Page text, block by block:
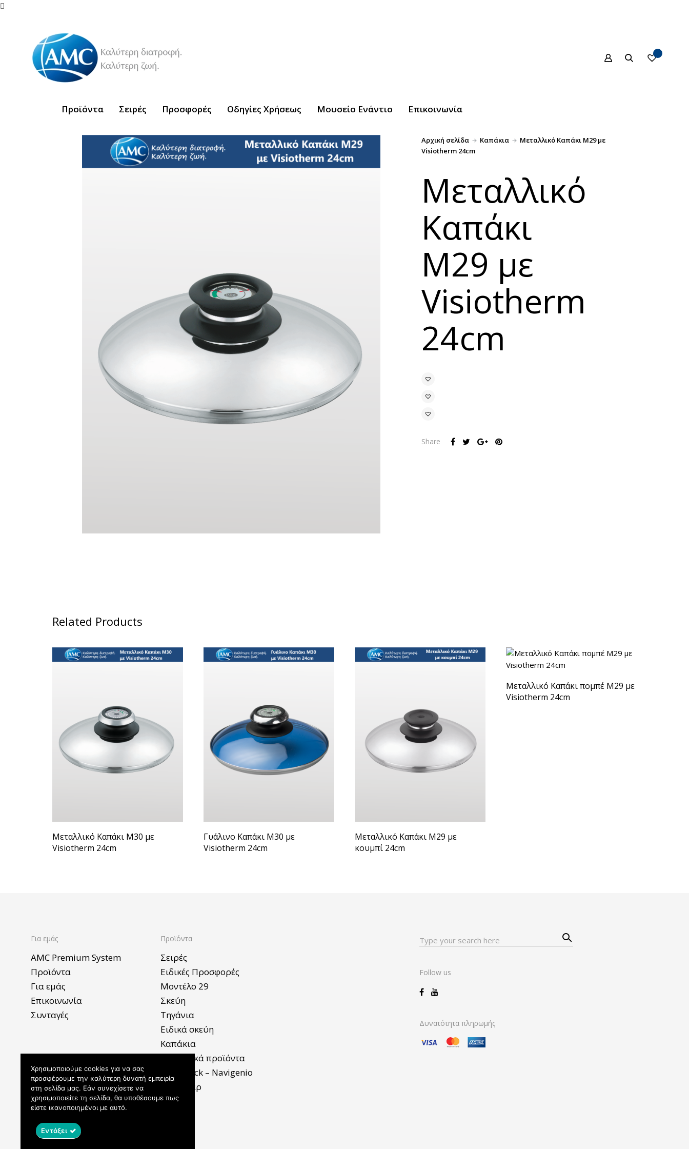

Προϊόντα Σειρές Προσφορές Οδηγίες Χρήσεως Μουσείο Ενάντιο Επικοινωνία
Αρχική σελίδα Καπάκια
Μεταλλικό Καπάκι Μ29 με
Visiotherm 24cm
Μεταλλικό
Καπάκι
Μ29 με
Visiotherm
24cm
Share
Related Products
Μεταλλικό Καπάκι Μ30 με
Visiotherm 24cm
Γυάλινο Καπάκι Μ30 με
Visiotherm 24cm
Μεταλλικό Καπάκι Μ29 με
κουμπί 24cm
Μεταλλικό Καπάκι πομπέ Μ29 με
Visiotherm 24cm
Για εμάς
AMC Premium System
Προϊόντα
Για εμάς
Επικοινωνία
Συνταγές
Προϊόντα
Σειρές
Ειδικές Προσφορές
Μοντέλο 29
Σκεύη
Τηγάνια
Ειδικά σκεύη
Καπάκια
Βοηθητικά προϊόντα
SecuQuick – Navigenio
Αξεσουάρ
Search
Sear
ch
Follow us
Δυνατότητα πληρωμής
Όροι και προϋποθέσεις
Χρησιμοποιούμε cookies για να σας
προσφέρουμε την καλύτερη δυνατή εμπειρία
στη σελίδα μας. Εάν συνεχίσετε να
χρησιμοποιείτε τη σελίδα, θα υποθέσουμε πως
είστε ικανοποιημένοι με αυτό.
Εντάξει